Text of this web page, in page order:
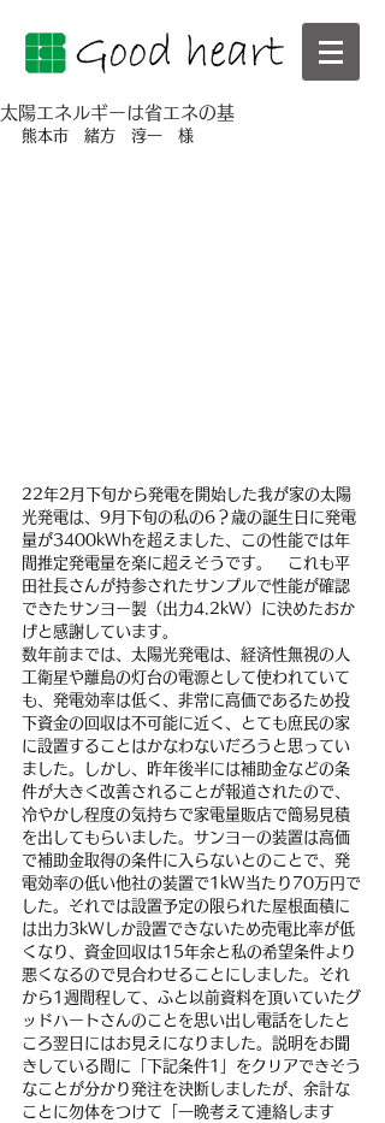
太陽エネルギーは省エネの基
熊本市　緒方　淳一　様
22年2月下旬から発電を開始した我が家の太陽
光発電は、9月下旬の私の6？歳の誕生日に発電
量が3400kWhを超えました、この性能では年
間推定発電量を楽に超えそうです。　これも平
田社長さんが持参されたサンプルで性能が確認
できたサンヨー製（出力4.2kW）に決めたおか
げと感謝しています。
数年前までは、太陽光発電は、経済性無視の人
工衛星や離島の灯台の電源として使われていて
も、発電効率は低く、非常に高価であるため投
下資金の回収は不可能に近く、とても庶民の家
に設置することはかなわないだろうと思ってい
ました。しかし、昨年後半には補助金などの条
件が大きく改善されることが報道されたので、
冷やかし程度の気持ちで家電量販店で簡易見積
を出してもらいました。サンヨーの装置は高価
で補助金取得の条件に入らないとのことで、発
電効率の低い他社の装置で1kW当たり70万円で
した。それでは設置予定の限られた屋根面積に
は出力3kWしか設置できないため売電比率が低
くなり、資金回収は15年余と私の希望条件より
悪くなるので見合わせることにしました。それ
から1週間程して、ふと以前資料を頂いていたグ
ッドハートさんのことを思い出し電話をしたと
ころ翌日にはお見えになりました。説明をお聞
きしている間に「下記条件1」をクリアできそう
なことが分かり発注を決断しましたが、余計な
ことに勿体をつけて「一晩考えて連絡します